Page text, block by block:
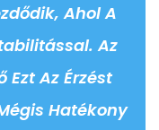
Ahol A
Az
Az Érzést
Hatékony